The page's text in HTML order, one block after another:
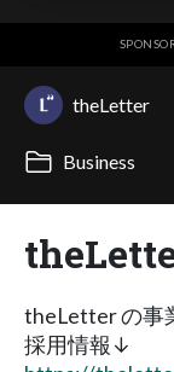
theLetter
Business
theLetter の事
採用情報↓